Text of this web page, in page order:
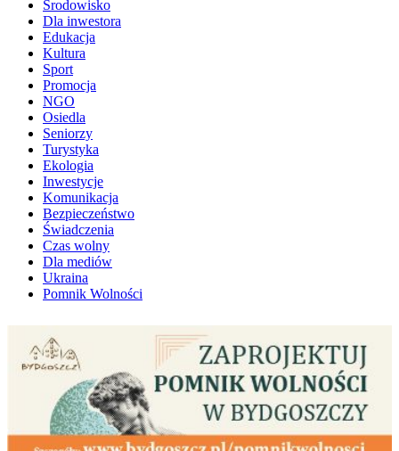
Środowisko
Dla inwestora
Edukacja
Kultura
Sport
Promocja
NGO
Osiedla
Seniorzy
Turystyka
Ekologia
Inwestycje
Komunikacja
Bezpieczeństwo
Świadczenia
Czas wolny
Dla mediów
Ukraina
Pomnik Wolności